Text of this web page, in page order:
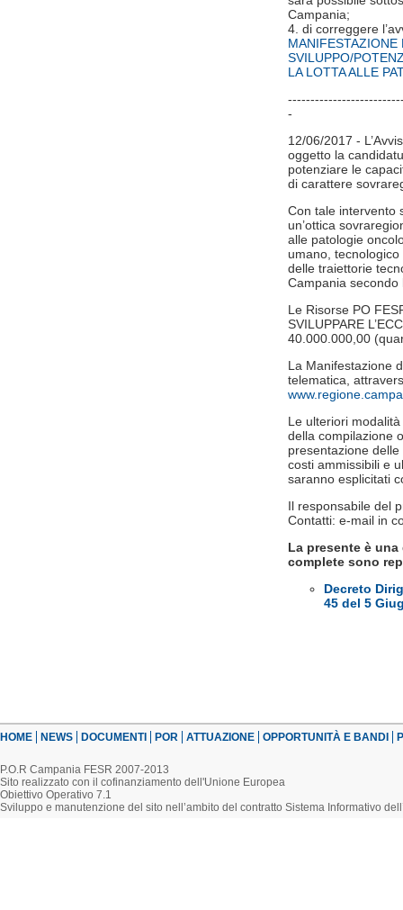
Campania;
4. di correggere
SVILUPPO/
LA LOTTA ALLE
-
12/06/2017 -
oggetto la
potenziare le
di carattere
Con tale intervento
un’ottica
alle patologie
umano,
delle traiettorie
Campania
Le Risorse PO
SVILUPPARE
40.000.000,00
La Manifestazione
telematica,
Le ulteriori
della compilazione
presentazione
costi ammissibili e
saranno esplicitati
Il responsabile del
Contatti: e-mail in
La presente è
complete sono
Decreto
45 del 5
HOME NEWS DOCUMENTI POR ATTUAZIONE OPPORTUNITÀ E BANDI
P.O.R Campania FESR 2007-2013
Sito realizzato con il cofinanziamento dell'Unione Europea
Obiettivo Operativo 7.1
Sviluppo e manutenzione del sito nell’ambito del contratto Sistema Informativo